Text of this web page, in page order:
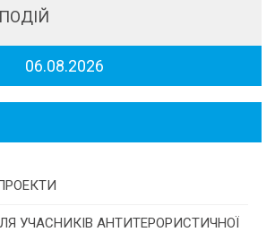
06.08.2026
та програм місцевого
УЧАСНИКІВ АНТИТЕРОРИСТИЧНОЇ